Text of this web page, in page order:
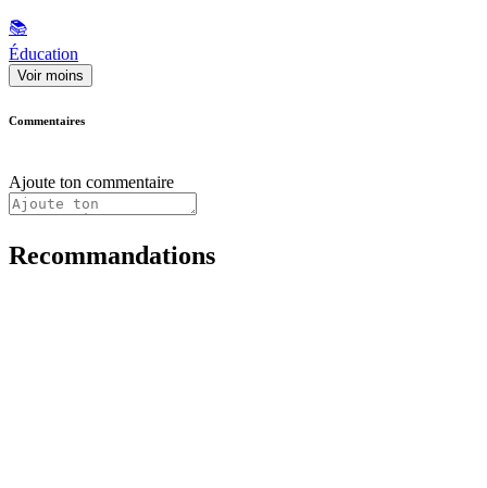
📚
Éducation
Voir moins
Commentaires
Ajoute ton commentaire
Recommandations